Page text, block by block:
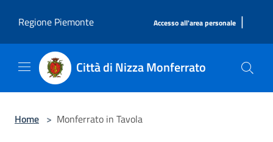
Regione Piemonte
Accesso all'area personale |
Città di Nizza Monferrato
Home > Monferrato in Tavola